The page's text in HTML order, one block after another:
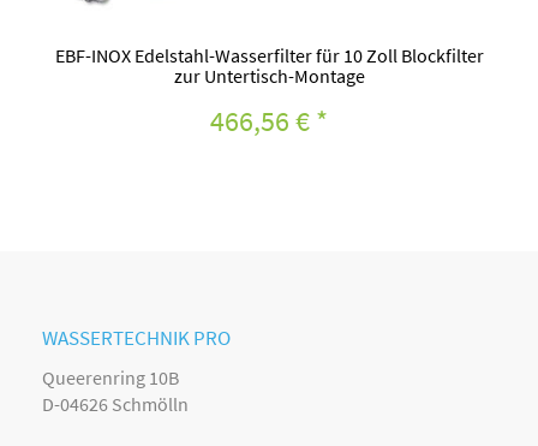
EBF-INOX Edelstahl-Wasserfilter für 10 Zoll Blockfilter
zur Untertisch-Montage
466,56 €*
WASSERTECHNIK PRO
Queerenring 10B
D-04626 Schmölln